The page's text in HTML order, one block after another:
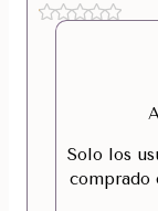
Solo los
comprado